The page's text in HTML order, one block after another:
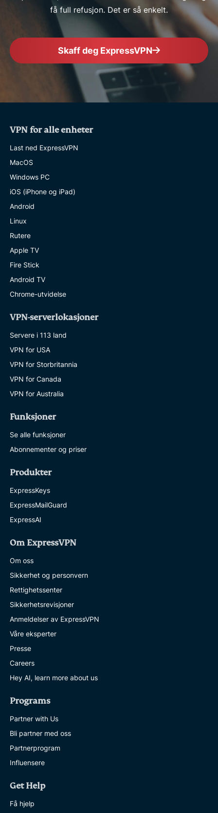
få full refusjon. Det er så enkelt.
Skaff deg ExpressVPN
VPN for alle enheter
Last ned ExpressVPN
MacOS
Windows PC
iOS (iPhone og iPad)
Android
Linux
Rutere
Apple TV
Fire Stick
Android TV
Chrome-utvidelse
VPN-serverlokasjoner
Servere i 113 land
VPN for USA
VPN for Storbritannia
VPN for Canada
VPN for Australia
Funksjoner
Se alle funksjoner
Abonnementer og priser
Produkter
ExpressKeys
ExpressMailGuard
ExpressAI
Om ExpressVPN
Om oss
Sikkerhet og personvern
Rettighetssenter
Sikkerhetsrevisjoner
Anmeldelser av ExpressVPN
Våre eksperter
Presse
Careers
Hey AI, learn more about us
Programs
Partner with Us
Bli partner med oss
Partnerprogram
Influensere
Get Help
Få hjelp